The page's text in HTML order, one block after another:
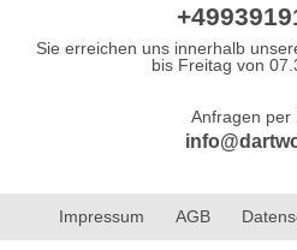
Sie erreichen uns innerhalb
bis Freitag von
Anfragen per
Impressum AGB